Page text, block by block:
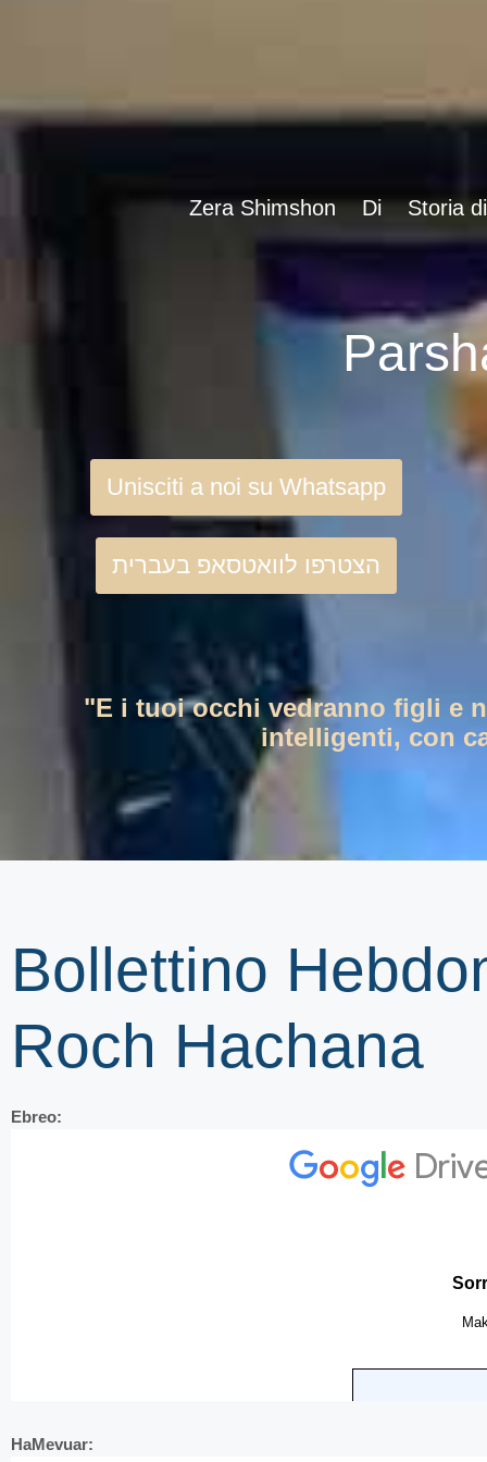
Zera Shimshon Di Storia
Unisciti a noi su Whatsapp
הצטרפו לוואטסאפ בעברית
"E i tuoi occhi vedranno figli e
intelligenti, con
Bollettino
Roch Hachana
Ebreo:
HaMevuar: